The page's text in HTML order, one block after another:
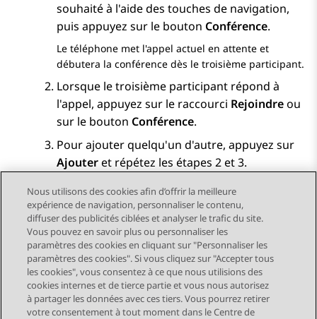
souhaité à l'aide des touches de navigation,
puis appuyez sur le bouton Conférence.
Le téléphone met l'appel actuel en attente et
débutera la conférence dès le troisième participant.
Lorsque le troisième participant répond à
l'appel, appuyez sur le raccourci Rejoindreou
sur le bouton Conférence.
Pour ajouter quelqu'un d'autre, appuyez sur
Ajouteret répétez les étapes 2 et 3.
Send Feedback
Navigation par sujet
Sujet précédent Sujet suivant
Nous utilisons des cookies afin d’offrir la meilleure
expérience de navigation, personnaliser le contenu,
diffuser des publicités ciblées et analyser le trafic du site.
Vous pouvez en savoir plus ou personnaliser les
paramètres des cookies en cliquant sur "Personnaliser les
paramètres des cookies". Si vous cliquez sur "Accepter tous
les cookies", vous consentez à ce que nous utilisions des
cookies internes et de tierce partie et vous nous autorisez
à partager les données avec ces tiers. Vous pourrez retirer
votre consentement à tout moment dans le Centre de